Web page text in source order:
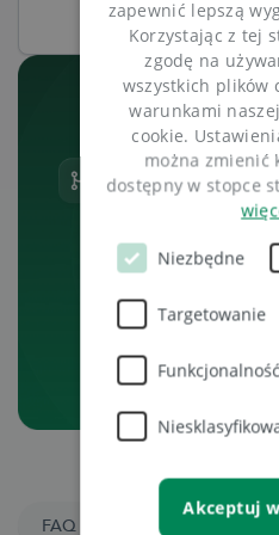
FAQ
zapewnić lepszą
Korzystając z tej
zgodę na
wszystkich plików
warunkami
cookie.
można zmienić
dostępny w stopce
Niezbędne
Targetowanie
Funkcjonalność
Akceptuj